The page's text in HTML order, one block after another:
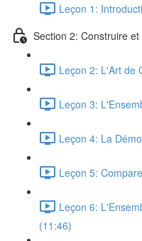
Leçon 1:
Section 2: Construire
Leçon 2: L'Art de
Leçon 3:
Leçon 4: La
Leçon 5:
Leçon 6:
(11:46)